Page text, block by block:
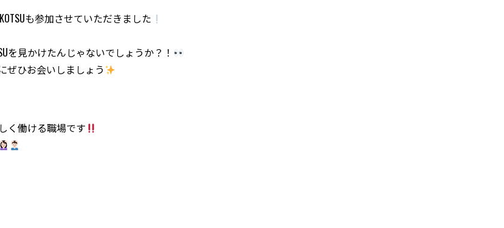
も参加させていただきました
を見かけたんじゃないでしょうか？！
ぜひお会いしましょう
く働ける職場です